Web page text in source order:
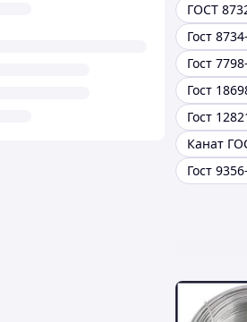
ГОСТ
Гост
Гост
Гост
Гост
Канат
Гост